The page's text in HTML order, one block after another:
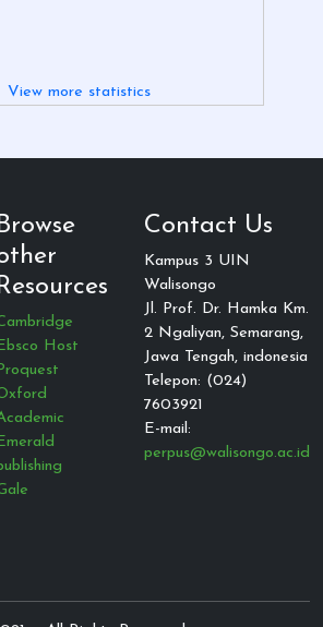
View more statistics
Ebsco Host
Proquest
Emerald
Contact Us
Kampus 3 UIN
Walisongo
Jl. Prof. Dr. Hamka Km.
2 Ngaliyan, Semarang,
Jawa Tengah, indonesia
Telepon: (024)
7603921
E-mail:
perpus@walisongo.ac.id